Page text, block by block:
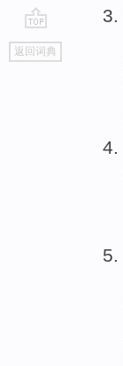
go
top
返回词典